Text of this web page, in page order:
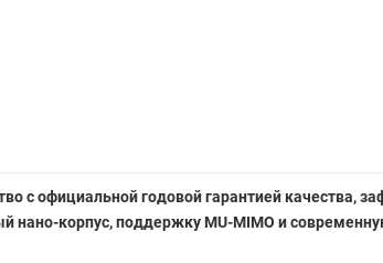
с официальной годовой гарантией качества,
нано-корпус, поддержку MU-MIMO и